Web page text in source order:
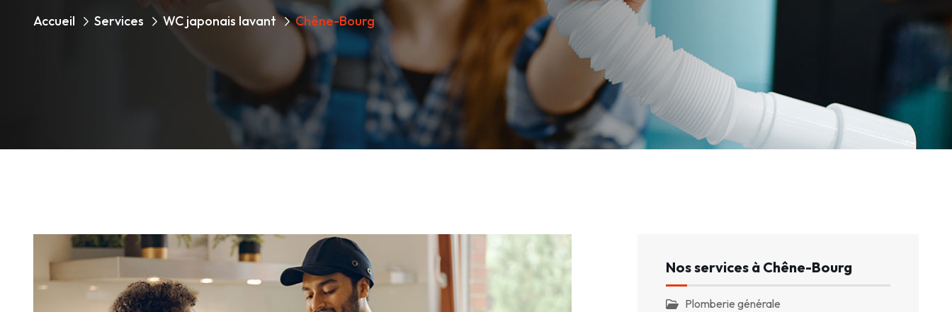
Accueil Services WC japonais lavant Chêne-Bourg
Nos services à Chêne-Bourg
Plomberie générale